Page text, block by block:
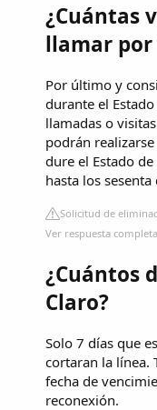
¿Cuántas
llamar por
Por último y
durante el
llamadas o
podrán
dure el Estado
hasta los
Solicitud de
Ver respuesta
¿Cuántos
Claro?
Solo 7 días que
cortaran la línea.
fecha de
reconexión.